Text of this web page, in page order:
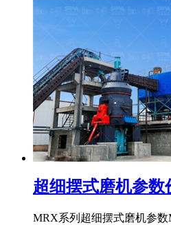
超细摆式磨机参数
MRX系列超细摆式磨机参